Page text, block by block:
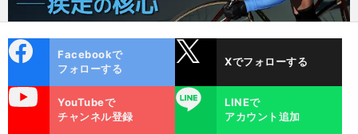
ok
Facebookで
フォローする
Xでフォローする
YouTubeで
チャンネル登録
LINE
LINEで
アカウント追加